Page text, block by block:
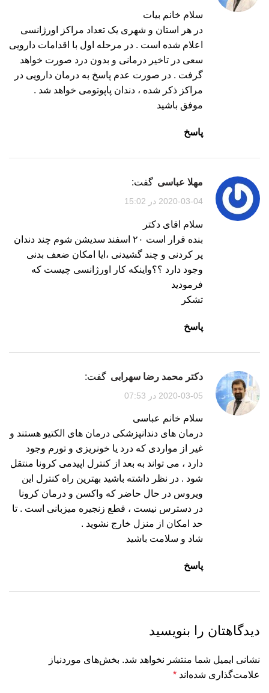
سلام خانم بیات
در هر استان و شهری یک تعداد مراکز اورژانسی
اعلام شده است . در مرحله اول با اقدامات دارویی
سعی در تاخیر درمانی و بدون درد صورت خواهد
گرفت . در صورت عدم پاسخ به درمان دارویی در
مراکز ذکر شده ، دندان پاپوتومی خواهد شد .
موفق باشید
پاسخ
مهلا عباسی گفت:
2020-03-04 در 15:02
سلام اقای دکتر
بنده قرار است ۲۰ اسفند سدیشن شوم چند دندان
پر کردنی و چند گشیدنی ،ایا امکان ضعف بدنی
وجود دارد ؟؟واینکه کار اورژانسی چیست که
فرمودید
تشکر
پاسخ
دکتر محمد رضا سهرابی گفت:
2020-03-05 در 07:53
سلام خانم عباسی
درمان های دندانپزشکی درمان های الکتیو هستند و
غیر از مواردی که درد یا خونریزی و تورم وجود
دارد ، می تواند به بعد از کنترل اپیدمی کرونا منتقل
شود . در نظر داشته باشید بهترین راه کنترل این
ویروس در حال حاضر که واکسن و درمان کرونا
در دسترس نیست ، قطع زنجیره میزبانی است . تا
حد امکان از منزل خارج نشوید .
شاد و سلامت باشید
پاسخ
دیدگاهتان را بنویسید
نشانی ایمیل شما منتشر نخواهد شد. بخش‌های موردنیاز
علامت‌گذاری شده‌اند *